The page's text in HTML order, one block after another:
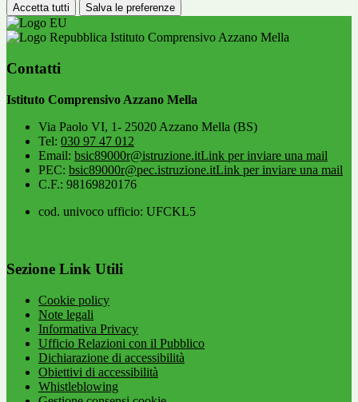
Accetta tutti Salva le preferenze
Istituto Comprensivo Azzano Mella
Contatti
Istituto Comprensivo Azzano Mella
Via Paolo VI, 1- 25020 Azzano Mella (BS)
Tel: 030 97 47 012
Email: bsic89000r@istruzione.itLink per inviare una mail
PEC: bsic89000r@pec.istruzione.itLink per inviare una mail
C.F.: 98169820176
cod. univoco ufficio: UFCKL5
Sezione Link Utili
Cookie policy
Note legali
Informativa Privacy
Ufficio Relazioni con il Pubblico
Dichiarazione di accessibilità
Obiettivi di accessibilità
Whistleblowing